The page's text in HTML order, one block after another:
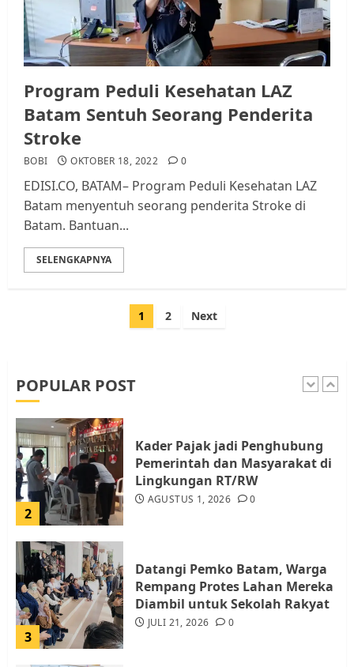
Program Peduli Kesehatan LAZ
Batam Sentuh Seorang Penderita
Stroke
BOBI OKTOBER 18, 2022 0
EDISI.CO, BATAM– Program Peduli Kesehatan LAZ
Batam menyentuh seorang penderita Stroke di
Batam. Bantuan...
SELENGKAPNYA
1 2 Next
POPULAR POST
3
JULI 21, 2026
4
Warga Rempang Ajukan
Audiensi dengan Wali Kota
Batam, Soroti Aktivitas yang
Resahkan Warga
Tim Advokasi Desak BP Batam
Berhenti Merampas Tanah
1
Pemko Batam Tegaskan RT dan
2
Kader Pajak jadi Penghubung
Pemerintah dan Masyarakat di
Lingkungan RT/RW
AGUSTUS 1, 2026 0
3
Datangi Pemko Batam, Warga
Rempang Protes Lahan Mereka
Diambil untuk Sekolah Rakyat
JULI 21, 2026 0